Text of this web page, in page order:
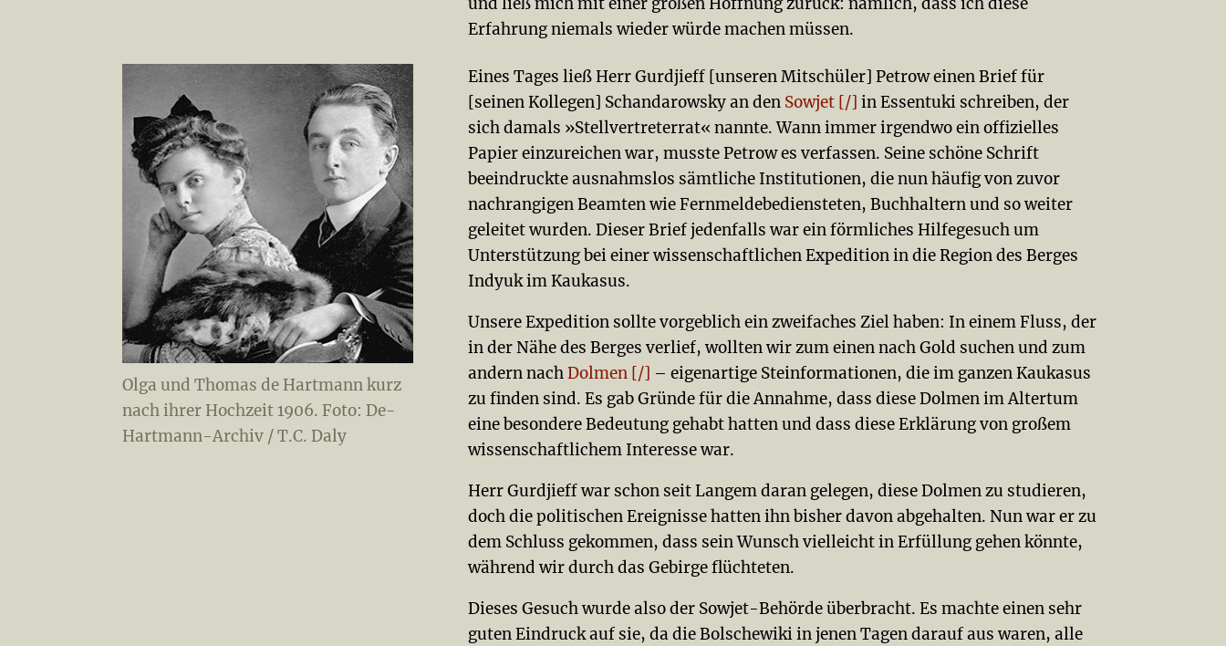
Erfahrung niemals wieder würde machen müssen.
Olga und Thomas de Hartmann kurz
nach ihrer Hochzeit 1906. Foto: De-
Hartmann-Archiv / T.C. Daly
Eines Tages ließ Herr Gurdjieff [unseren Mitschüler] Petrow einen Brief für
[seinen Kollegen] Schandarowsky an den Sowjet [/] in Essentuki schreiben, der
sich damals »Stellvertreterrat« nannte. Wann immer irgendwo ein offizielles
Papier einzureichen war, musste Petrow es verfassen. Seine schöne Schrift
beeindruckte ausnahmslos sämtliche Institutionen, die nun häufig von zuvor
nachrangigen Beamten wie Fernmeldebediensteten, Buchhaltern und so weiter
geleitet wurden. Dieser Brief jedenfalls war ein förmliches Hilfegesuch um
Unterstützung bei einer wissenschaftlichen Expedition in die Region des Berges
Indyuk im Kaukasus.
Unsere Expedition sollte vorgeblich ein zweifaches Ziel haben: In einem Fluss, der
in der Nähe des Berges verlief, wollten wir zum einen nach Gold suchen und zum
andern nachDolmen [/] – eigenartige Steinformationen, die im ganzen Kaukasus
zu finden sind. Es gab Gründe für die Annahme, dass diese Dolmen im Altertum
eine besondere Bedeutung gehabt hatten und dass diese Erklärung von großem
wissenschaftlichem Interesse war.
Herr Gurdjieff war schon seit Langem daran gelegen, diese Dolmen zu studieren,
doch die politischen Ereignisse hatten ihn bisher davon abgehalten. Nun war er zu
dem Schluss gekommen, dass sein Wunsch vielleicht in Erfüllung gehen könnte,
während wir durch das Gebirge flüchteten.
Dieses Gesuch wurde also der Sowjet-Behörde überbracht. Es machte einen sehr
guten Eindruck auf sie, da die Bolschewiki in jenen Tagen darauf aus waren, alle